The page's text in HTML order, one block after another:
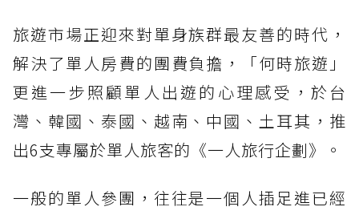
旅遊市場正迎來對單身族群最友善的時代，
解決了單人房費的團費負擔，「何時旅遊」
更進一步照顧單人出遊的心理感受，於台
灣、韓國、泰國、越南、中國、土耳其，推
出6支專屬於單人旅客的《一人旅行企劃》。
一般的單人參團，往往是一個人插足進已經